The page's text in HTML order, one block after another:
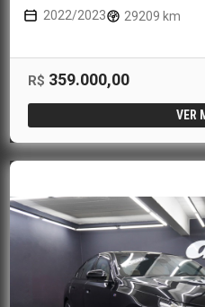
2022/2023 29209 km
R$ 359.000,00
VER